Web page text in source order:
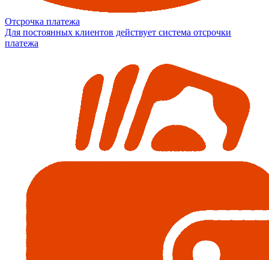
Отсрочка платежа
Для постоянных клиентов действует система отсрочки
платежа